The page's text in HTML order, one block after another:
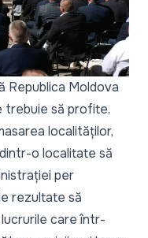
Republica Moldova
trebuie să profite.
localităților,
o localitate să
per
rezultate să
care într-